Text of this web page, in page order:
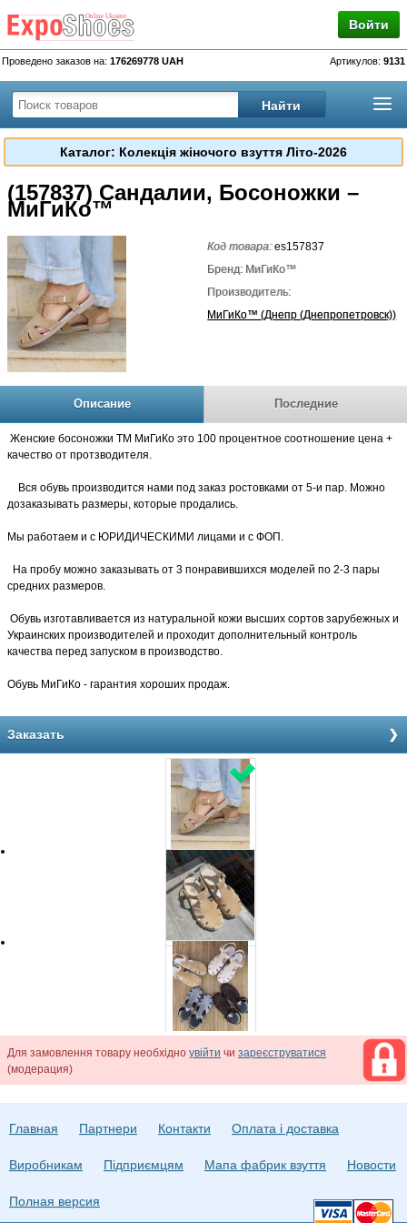
Войти
Проведено заказов на: 176269778 UAH Артикулов: 9131
Каталог: Колекція жіночого взуття Літо-2026
(157837) Сандалии, Босоножки –
МиГиКо™
Код товара:es157837
Бренд: МиГиКо™
Производитель:
МиГиКо™ (Днепр (Днепропетровск))
Описание Последние
Женские босоножки ТМ МиГиКо это 100 процентное соотношение цена +
качество от протзводителя.
Вся обувь производится нами под заказ ростовками от 5-и пар. Можно
дозаказывать размеры, которые продались.
Мы работаем и с ЮРИДИЧЕСКИМИ лицами и с ФОП.
На пробу можно заказывать от 3 понравившихся моделей по 2-3 пары
средних размеров.
Обувь изготавливается из натуральной кожи высших сортов зарубежных и
Украинских производителей и проходит дополнительный контроль
качества перед запуском в производство.
Обувь МиГиКо - гарантия хороших продаж.
Заказать
Для замовлення товару необхідно увійти чи зареєструватися
(модерация)
Главная Партнери Контакти Оплата і доставка
Виробникам Підприємцям Мапа фабрик взуття Новости
Полная версия